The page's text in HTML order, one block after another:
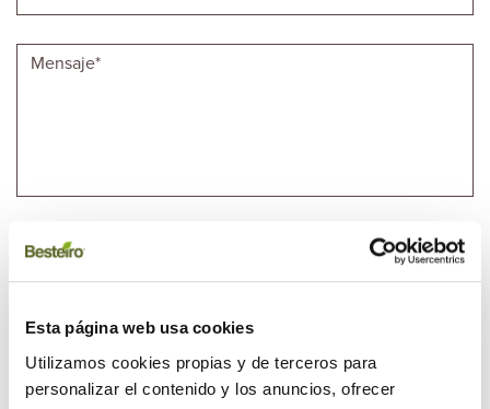
Esta página web usa cookies
Utilizamos cookies propias y de terceros para
personalizar el contenido y los anuncios, ofrecer
Protección de Datos
*.
Marque esta casilla en el caso de DESEAR el envío de comunicaciones
comerciales.